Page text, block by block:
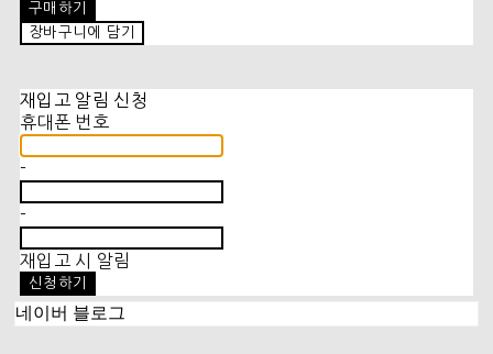
구매하기
장바구니에 담기
재입고 알림 신청
휴대폰 번호
-
-
재입고 시 알림
신청하기
네이버 블로그